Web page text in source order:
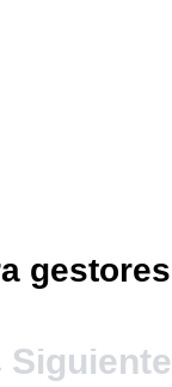
gestores
Siguiente